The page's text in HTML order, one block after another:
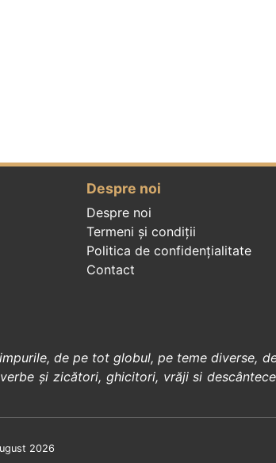
Despre noi
Despre noi
Termeni și condiții
Politica de confidenţialitate
Contact
de pe tot globul, pe teme diverse,
și zicători, ghicitori, vrăji si descântece
2026